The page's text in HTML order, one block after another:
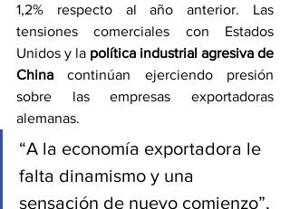
1,2% respecto al año anterior. Las
tensiones comerciales con Estados
Unidos y la política industrial agresiva de
China continúan ejerciendo presión
sobre las empresas exportadoras
alemanas.
“A la economía exportadora le
falta dinamismo y una
sensación de nuevo comienzo”,